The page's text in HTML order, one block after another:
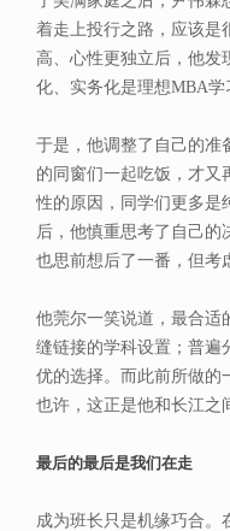
着走上投行之路，应该是
高、心性更独立后，他发
化、实务化是理想MBA学
于是，他调整了自己的准
的同窗们一起吃饭，才又
性的原因，同学们更多是
后，他慎重思考了自己的
也思前想后了一番，但考
他莞尔一笑说道，最合适
缝链接的学科设置；普遍
优的选择。而此前所做的
也许，这正是他和长江之
最后的最后是我们在走
成为班长只是机缘巧合。